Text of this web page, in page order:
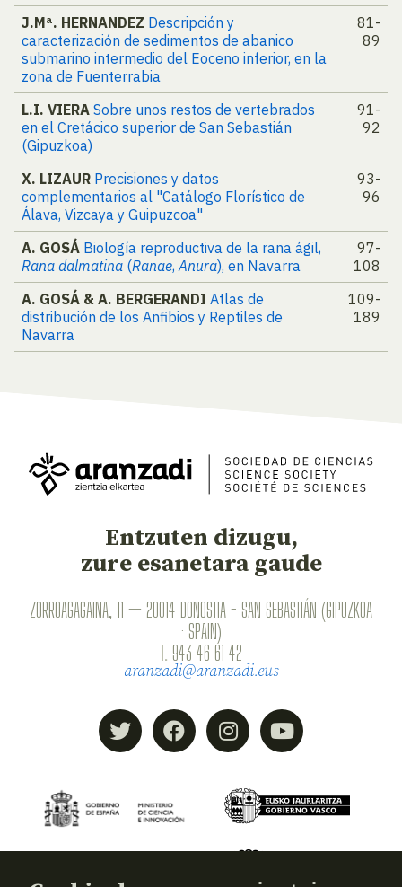
J.Mª. HERNANDEZ Descripción y
caracterización de sedimentos de abanico
submarino intermedio del Eoceno inferior, en la
zona de Fuenterrabia
81-
89
L.I. VIERA Sobre unos restos de vertebrados
en el Cretácico superior de San Sebastián
(Gipuzkoa)
91-
92
X. LIZAUR Precisiones y datos
complementarios al "Catálogo Florístico de
Álava, Vizcaya y Guipuzcoa"
93-
96
A. GOSÁ Biología reproductiva de la rana ágil,
Rana dalmatina (Ranae,Anura), en Navarra
97-
108
A. GOSÁ & A. BERGERANDI Atlas de
distribución de los Anfibios y Reptiles de
Navarra
109-
189
Entzuten dizugu,
zure esanetara gaude
ZORROAGAGAINA, 11 — 20014 DONOSTIA - SAN SEBASTIÁN (GIPUZKOA
· SPAIN)
T. 943 46 61 42
aranzadi@aranzadi.eus